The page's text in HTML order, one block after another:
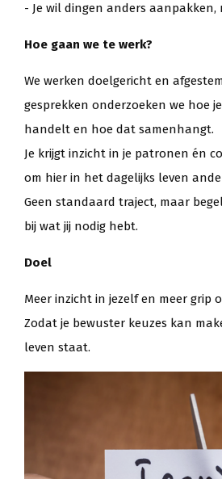
- Je wil dingen anders
Hoe gaan we te werk?
We werken doelgericht en
gesprekken onderzoeken we hoe
handelt en hoe dat samenhangt.
Je krijgt inzicht in je patronen én
om hier in het dagelijks leven
Geen standaard traject, maar
bij wat jij nodig hebt.
Doel
Meer inzicht in jezelf en meer grip
Zodat je bewuster keuzes kan
leven staat.